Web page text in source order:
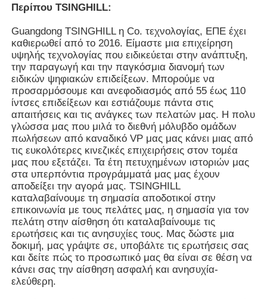
Περίπου TSINGHILL:
Guangdong TSINGHILL η Co. τεχνολογίας, ΕΠΕ έχει
καθιερωθεί από το 2016. Είμαστε μια επιχείρηση
υψηλής τεχνολογίας που ειδικεύεται στην ανάπτυξη,
την παραγωγή και την παγκόσμια διανομή των
ειδικών ψηφιακών επιδείξεων. Μπορούμε να
προσαρμόσουμε και ανεφοδιασμός από 55 έως 110
ίντσες επιδείξεων και εστιάζουμε πάντα στις
απαιτήσεις και τις ανάγκες των πελατών μας. Η πολυ
γλώσσα μας που μιλά το διεθνή μόλυβδο ομάδων
πωλήσεων από καναδικό VP μας μας κάνει μιας από
τις ευκολότερες κινεζικές επιχειρήσεις στον τομέα
μας που εξετάζει. Τα έτη πετυχημένων ιστοριών μας
στα υπερπόντια προγράμματά μας μας έχουν
αποδείξει την αγορά μας. TSINGHILL
καταλαβαίνουμε τη σημασία αποδοτικοί στην
επικοινωνία με τους πελάτες μας, η σημασία για τον
πελάτη στην αίσθηση ότι καταλαβαίνουμε τις
ερωτήσεις και τις ανησυχίες τους. Μας δώστε μια
δοκιμή, μας γράψτε σε, υποβάλτε τις ερωτήσεις σας
και δείτε πώς το προσωπικό μας θα είναι σε θέση να
κάνει σας την αίσθηση ασφαλή και ανησυχία-
ελεύθερη.